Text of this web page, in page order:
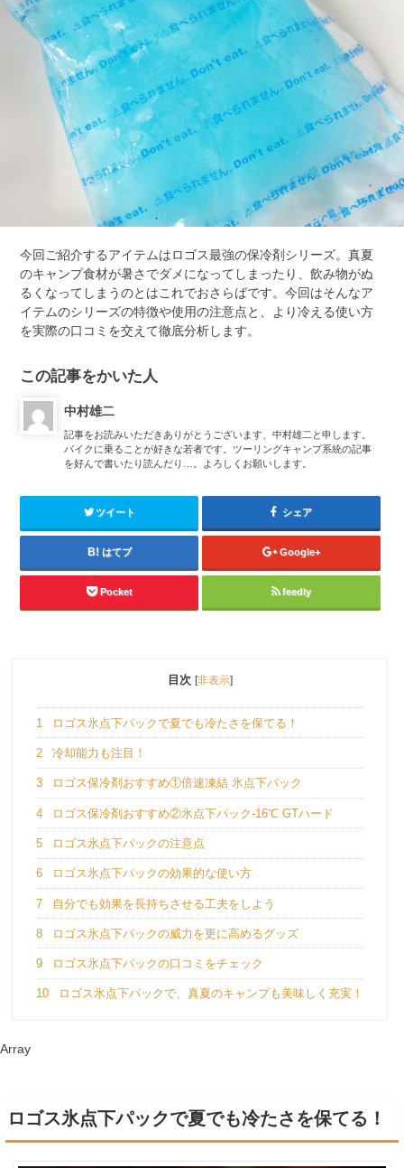
今回ご紹介するアイテムはロゴス最強の保冷剤シリーズ。真夏
のキャンプ食材が暑さでダメになってしまったり、飲み物がぬ
るくなってしまうのとはこれでおさらばです。今回はそんなア
イテムのシリーズの特徴や使用の注意点と、より冷える使い方
を実際の口コミを交えて徹底分析します。
この記事をかいた人
中村雄二
記事をお読みいただきありがとうございます、中村雄二と申します。
バイクに乗ることが好きな若者です。ツーリングキャンプ系統の記事
を好んで書いたり読んだり…。よろしくお願いします。
ツイート シェア
はてブ Google+
Pocket feedly
目次 [非表示]
1 ロゴス氷点下パックで夏でも冷たさを保てる！
2 冷却能力も注目！
3 ロゴス保冷剤おすすめ①倍速凍結 氷点下パック
4 ロゴス保冷剤おすすめ②氷点下パック-16℃ GTハード
5 ロゴス氷点下パックの注意点
6 ロゴス氷点下パックの効果的な使い方
7 自分でも効果を長持ちさせる工夫をしよう
8 ロゴス氷点下パックの威力を更に高めるグッズ
9 ロゴス氷点下パックの口コミをチェック
10 ロゴス氷点下パックで、真夏のキャンプも美味しく充実！
Array
ロゴス氷点下パックで夏でも冷たさを保てる！